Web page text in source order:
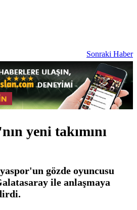
Sonraki Haber
yeni takımını
gözde oyuncusu
ile anlaşmaya